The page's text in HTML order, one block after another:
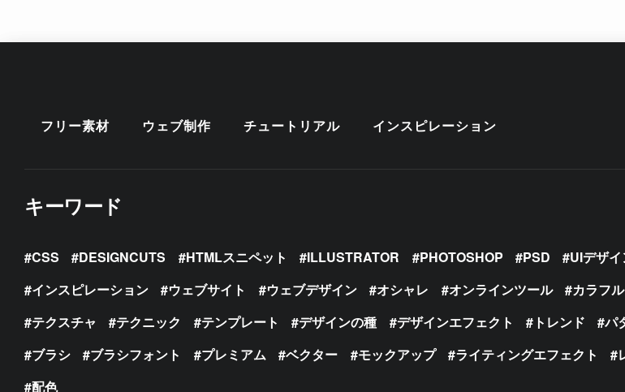
フリー素材 ウェブ制作 チュートリアル インスピレーション
キーワード
CSS DESIGNCUTS HTMLスニペット ILLUSTRATOR PHOTOSHOP PSD UIデザ
インスピレーション
ウェブサイト ウェブデザイン オシャレ オンラインツール カラフル
テクスチャ
テクニック テンプレート デザインの種 デザインエフェクト トレンド パ
ブラシ
ブラシフォント プレミアム ベクター モックアップ ライティングエフェクト
配色